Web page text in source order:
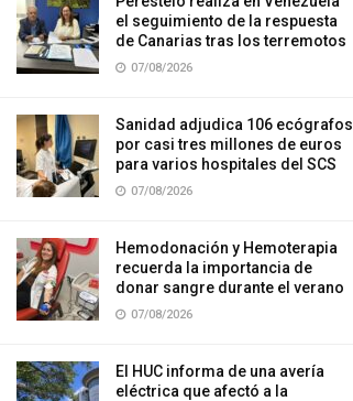
el seguimiento de la respuesta
de Canarias tras los terremotos
07/08/2026
Sanidad adjudica 106 ecógrafos
por casi tres millones de euros
para varios hospitales del SCS
07/08/2026
Hemodonación y Hemoterapia
recuerda la importancia de
donar sangre durante el verano
07/08/2026
El HUC informa de una avería
eléctrica que afectó a la